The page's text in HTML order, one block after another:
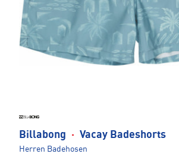
Billabong · Vacay Badeshorts
Herren Badehosen